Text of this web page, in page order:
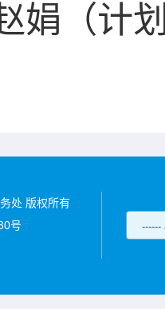
娟（计
处 版权所有
号